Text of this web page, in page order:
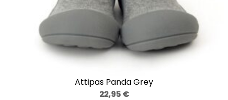
Attipas Panda Grey
22,95 €